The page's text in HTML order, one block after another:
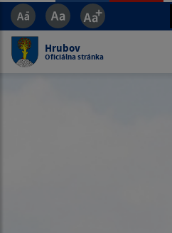
Hrubov
Oficiálna stránka